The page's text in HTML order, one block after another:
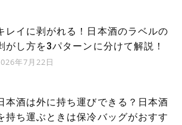
レイに剥がれる！日本酒のラベルの
がし方を3パターンに分けて解説！
年7月22日
本酒は外に持ち運びできる？日本酒
持ち運ぶときは保冷バッグがおすす